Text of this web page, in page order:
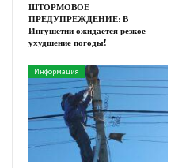
ШТОРМОВОЕ
ПРЕДУПРЕЖДЕНИЕ: В
Ингушетии ожидается резкое
ухудшение погоды!
Информация